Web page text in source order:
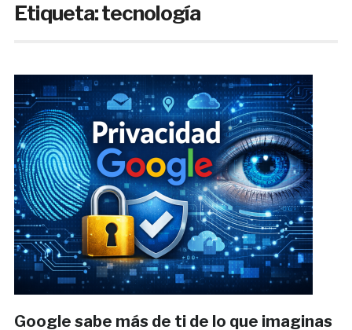
Etiqueta:tecnología
Google sabe más de ti de lo que imaginas